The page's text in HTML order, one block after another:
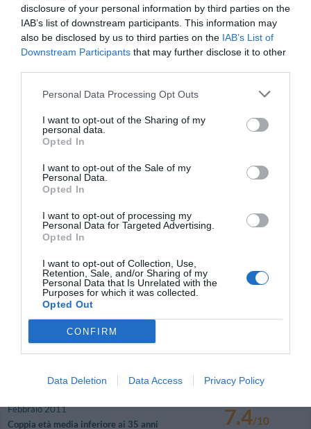
disclosure of your personal information by third parties on the
IAB’s list of downstream participants. This information may
also be disclosed by us to third parties on the IAB’s List of
Downstream Participants that may further disclose it to other
Personal Data Processing Opt Outs
I want to opt-out of the Sharing of my
personal data.
Opted In
I want to opt-out of the Sale of my
Personal Data.
Opted In
I want to opt-out of processing my
Personal Data for Targeted Advertising.
Opted In
I want to opt-out of Collection, Use,
Retention, Sale, and/or Sharing of my
Personal Data that Is Unrelated with the
Purposes for which it was collected.
Opted Out
CONFIRM
Data Deletion Data Access Privacy Policy
Ritornerebbe in questo hotel?
SI
dettagli
Marzo 2014 /10
Ritornerebbe in questo hotel?
Francesco
Febbraio 2014
BUONO
Ritornerebbe in questo hotel?
SI
Venanzio
Agosto 2012
Viaggiatore Singolo Business
CARINO
Ritornerebbe in questo hotel?
Febbraio 2011
Coppia età media inferiore ai 35 anni
7.4/10